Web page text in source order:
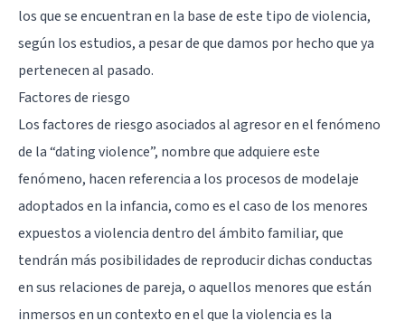
los que se encuentran en la base de este tipo de violencia,
según los estudios, a pesar de que damos por hecho que ya
pertenecen al pasado.
Factores de riesgo
Los factores de riesgo asociados al agresor en el fenómeno
de la “dating violence”, nombre que adquiere este
fenómeno, hacen referencia a los procesos de modelaje
adoptados en la infancia, como esel caso de los menores
expuestos a violencia dentro del ámbito familiar, que
tendrán más posibilidades de reproducir dichas conductas
en sus relaciones de pareja, o aquellos menores que están
inmersos en un contexto en el que la violencia es la